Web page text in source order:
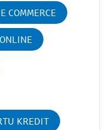
E COMMERCE
KREDIT